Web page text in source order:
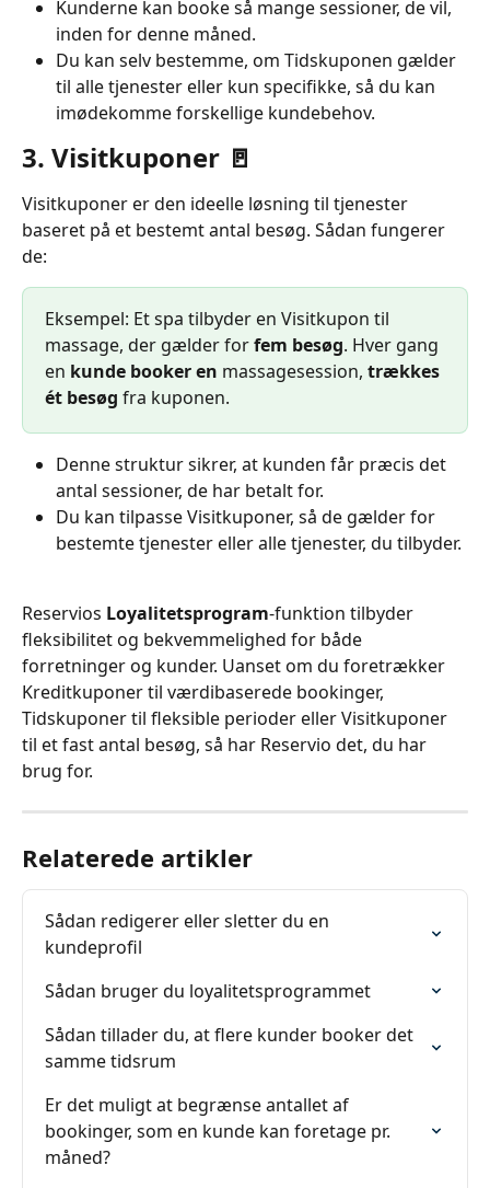
Kunderne kan booke så mange sessioner, de vil,
inden for denne måned.
Du kan selv bestemme, om Tidskuponen gælder
til alle tjenester eller kun specifikke, så du kan
imødekomme forskellige kundebehov.
3. Visitkuponer 🚪
Visitkuponer er den ideelle løsning til tjenester
baseret på et bestemt antal besøg. Sådan fungerer
de:
Eksempel: Et spa tilbyder en Visitkupon til
massage, der gælder for fem besøg. Hver gang
en kunde booker en massagesession, trækkes
ét besøg fra kuponen.
Denne struktur sikrer, at kunden får præcis det
antal sessioner, de har betalt for.
Du kan tilpasse Visitkuponer, så de gælder for
bestemte tjenester eller alle tjenester, du tilbyder.
Reservios Loyalitetsprogram-funktion tilbyder
fleksibilitet og bekvemmelighed for både
forretninger og kunder. Uanset om du foretrækker
Kreditkuponer til værdibaserede bookinger,
Tidskuponer til fleksible perioder eller Visitkuponer
til et fast antal besøg, så har Reservio det, du har
brug for.
Relaterede artikler
Sådan redigerer eller sletter du en
kundeprofil
Sådan bruger du loyalitetsprogrammet
Sådan tillader du, at flere kunder booker det
samme tidsrum
Er det muligt at begrænse antallet af
bookinger, som en kunde kan foretage pr.
måned?